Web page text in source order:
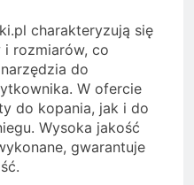
charakteryzują się
i rozmiarów, co
do
W ofercie
do kopania, jak i do
Wysoka jakość
gwarantuje